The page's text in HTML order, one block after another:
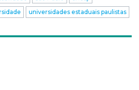
universidades estaduais paulistas